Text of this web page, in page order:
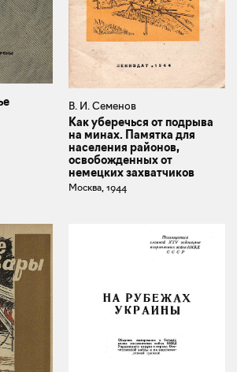
В. И. Семенов
Как уберечься от подрыва
на минах. Памятка для
населения районов,
освобожденных от
немецких захватчиков
Москва, 1944